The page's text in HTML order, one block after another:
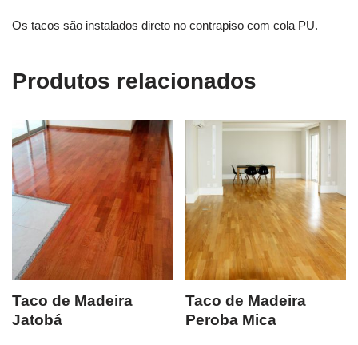
Os tacos são instalados direto no contrapiso com cola PU.
Produtos relacionados
Taco de Madeira
Jatobá
Taco de Madeira
Peroba Mica